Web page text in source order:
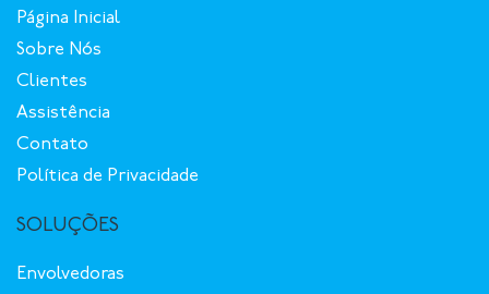
Página Inicial
Sobre Nós
Clientes
Assistência
Contato
Política de Privacidade
SOLUÇÕES
Envolvedoras